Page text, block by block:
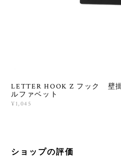
LETTER HOOK Z フック
ルファベット
¥1,045
ショップの評価